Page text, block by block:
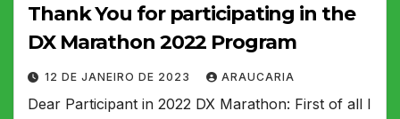
Thank You for participating in the
DX Marathon 2022 Program
12 DE JANEIRO DE 2023 ARAUCARIA
Dear Participant in 2022 DX Marathon: First of all I